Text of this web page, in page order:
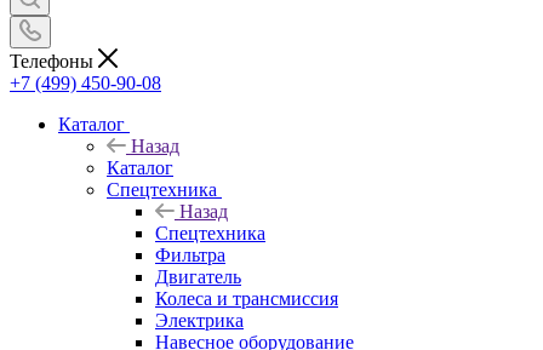
Телефоны
+7 (499) 450-90-08
Каталог
Назад
Каталог
Спецтехника
Назад
Спецтехника
Фильтра
Двигатель
Колеса и трансмиссия
Электрика
Навесное оборудование